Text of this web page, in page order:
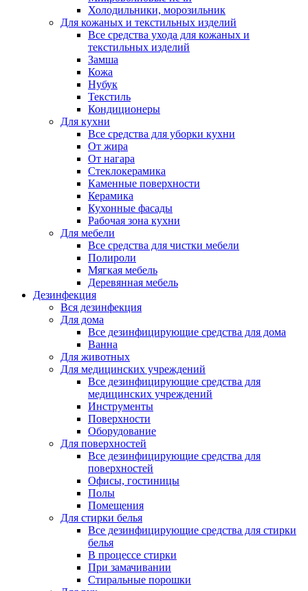
Холодильники, морозильник
Для кожаных и текстильных изделий
Все средства ухода для кожаных и
текстильных изделий
Замша
Кожа
Нубук
Текстиль
Кондиционеры
Для кухни
Все средства для уборки кухни
От жира
От нагара
Стеклокерамика
Каменные поверхности
Керамика
Кухонные фасады
Рабочая зона кухни
Для мебели
Все средства для чистки мебели
Полироли
Мягкая мебель
Деревянная мебель
Дезинфекция
Вся дезинфекция
Для дома
Все дезинфицирующие средства для дома
Ванна
Для животных
Для медицинских учреждений
Все дезинфицирующие средства для
медицинских учреждений
Инструменты
Поверхности
Оборудование
Для поверхностей
Все дезинфицирующие средства для
поверхностей
Офисы, гостиницы
Полы
Помещения
Для стирки белья
Все дезинфицирующие средства для стирки
белья
В процессе стирки
При замачивании
Стиральные порошки